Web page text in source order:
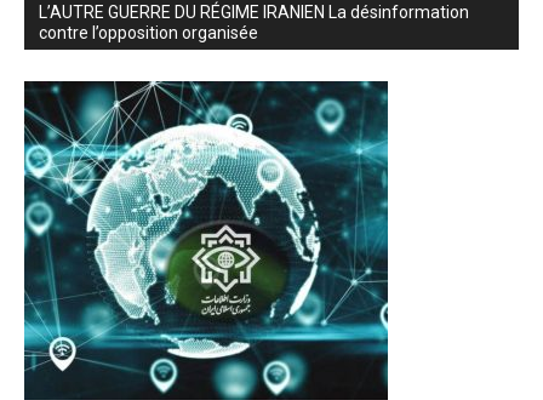
L’AUTRE GUERRE DU RÉGIME IRANIEN La désinformation
contre l’opposition organisée